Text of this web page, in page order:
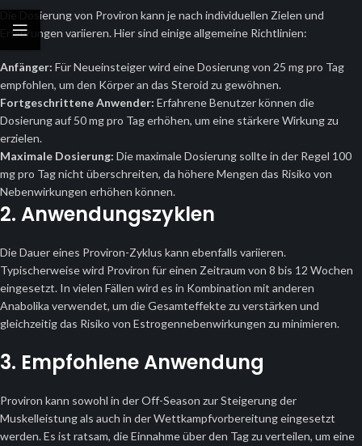
Die Dosierung von Proviron kann je nach individuellen Zielen und
Erfahrungen variieren. Hier sind einige allgemeine Richtlinien:
Anfänger: Für Neueinsteiger wird eine Dosierung von 25 mg pro Tag
empfohlen, um den Körper an das Steroid zu gewöhnen.
Fortgeschrittene Anwender: Erfahrene Benutzer können die
Dosierung auf 50 mg pro Tag erhöhen, um eine stärkere Wirkung zu
erzielen.
Maximale Dosierung: Die maximale Dosierung sollte in der Regel 100
mg pro Tag nicht überschreiten, da höhere Mengen das Risiko von
Nebenwirkungen erhöhen können.
2. Anwendungszyklen
Die Dauer eines Proviron-Zyklus kann ebenfalls variieren.
Typischerweise wird Proviron für einen Zeitraum von 8 bis 12 Wochen
eingesetzt. In vielen Fällen wird es in Kombination mit anderen
Anabolika verwendet, um die Gesamteffekte zu verstärken und
gleichzeitig das Risiko von Estrogennebenwirkungen zu minimieren.
3. Empfohlene Anwendung
Proviron kann sowohl in der Off-Season zur Steigerung der
Muskelleistung als auch in der Wettkampfvorbereitung eingesetzt
werden. Es ist ratsam, die Einnahme über den Tag zu verteilen, um eine